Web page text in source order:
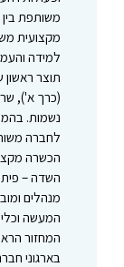
משותפת בין
מקצועית
למידה
תוצר
נשמות.
לחברה
הכשרה
השדה –
מנהלים
המחזור
בארגוני